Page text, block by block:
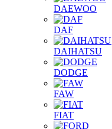
DAEWOO
DAF
DAIHATSU
DODGE
FAW
FIAT